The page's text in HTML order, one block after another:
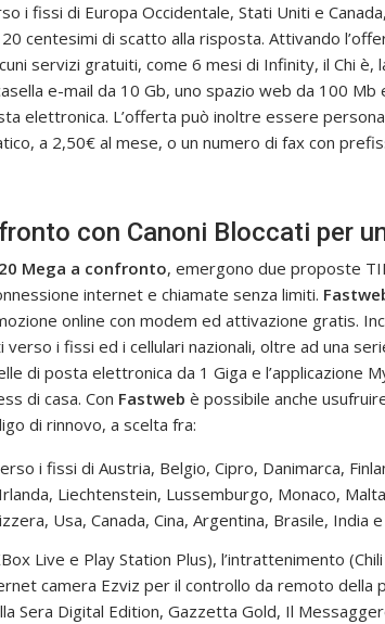
i fissi di Europa Occidentale, Stati Uniti e
centesimi di scatto alla risposta. Attivando
servizi gratuiti, come 6 mesi di Infinity, il Chi è,
e-mail da 10 Gb, uno spazio web da 100 Mb
elettronica. L’offerta può inoltre essere
a 2,50€ al mese, o un numero di fax con
con Canoni Bloccati per
Mega a confronto, emergono due proposte
internet e chiamate senza limiti.
online con modem ed attivazione gratis.
i fissi ed i cellulari nazionali, oltre ad una
di posta elettronica da 1 Giga e l’applicazione
di casa. Con Fastweb è possibile anche
di rinnovo, a scelta fra:
i fissi di Austria, Belgio, Cipro, Danimarca,
Liechtenstein, Lussemburgo, Monaco,
Usa, Canada, Cina, Argentina, Brasile, India
Live e Play Station Plus), l’intrattenimento (Chili
camera Ezviz per il controllo da remoto della
Sera Digital Edition, Gazzetta Gold, Il